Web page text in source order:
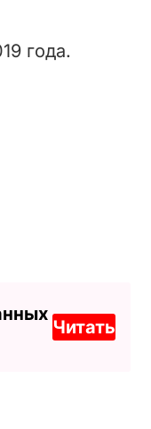
года.
Читать